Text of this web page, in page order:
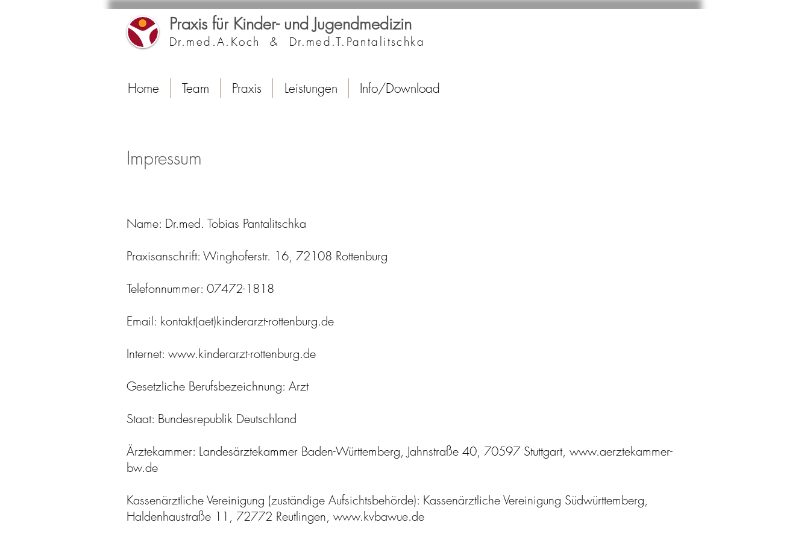
Praxis für Kinder- und Jugendmedizin
Dr.med.A.Koch & Dr.med.T.Pantalitschka
Home Team Praxis Leistungen Info/Download
Impressum
Name: Dr.med. Tobias Pantalitschka
Praxisanschrift: Winghoferstr. 16, 72108 Rottenburg
Telefonnummer: 07472-1818
Email: kontakt(aet)kinderarzt-rottenburg.de
Internet: www.kinderarzt-rottenburg.de
Gesetzliche Berufsbezeichnung: Arzt
Staat: Bundesrepublik Deutschland
Ärztekammer: Landesärztekammer Baden-Württemberg, Jahnstraße 40, 70597 Stuttgart, www.aerztekammer-
bw.de
Kassenärztliche Vereinigung (zuständige Aufsichtsbehörde): Kassenärztliche Vereinigung Südwürttemberg,
Haldenhaustraße 11, 72772 Reutlingen, www.kvbawue.de